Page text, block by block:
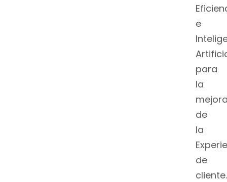
e
para
la
de
la
de
cliente.